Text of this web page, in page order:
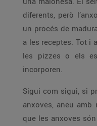
diferents, però
un procés de
a les receptes. Tot i
les pizzes o els
incorporen.
Sigui com sigui, si
anxoves, aneu
que les anxoves